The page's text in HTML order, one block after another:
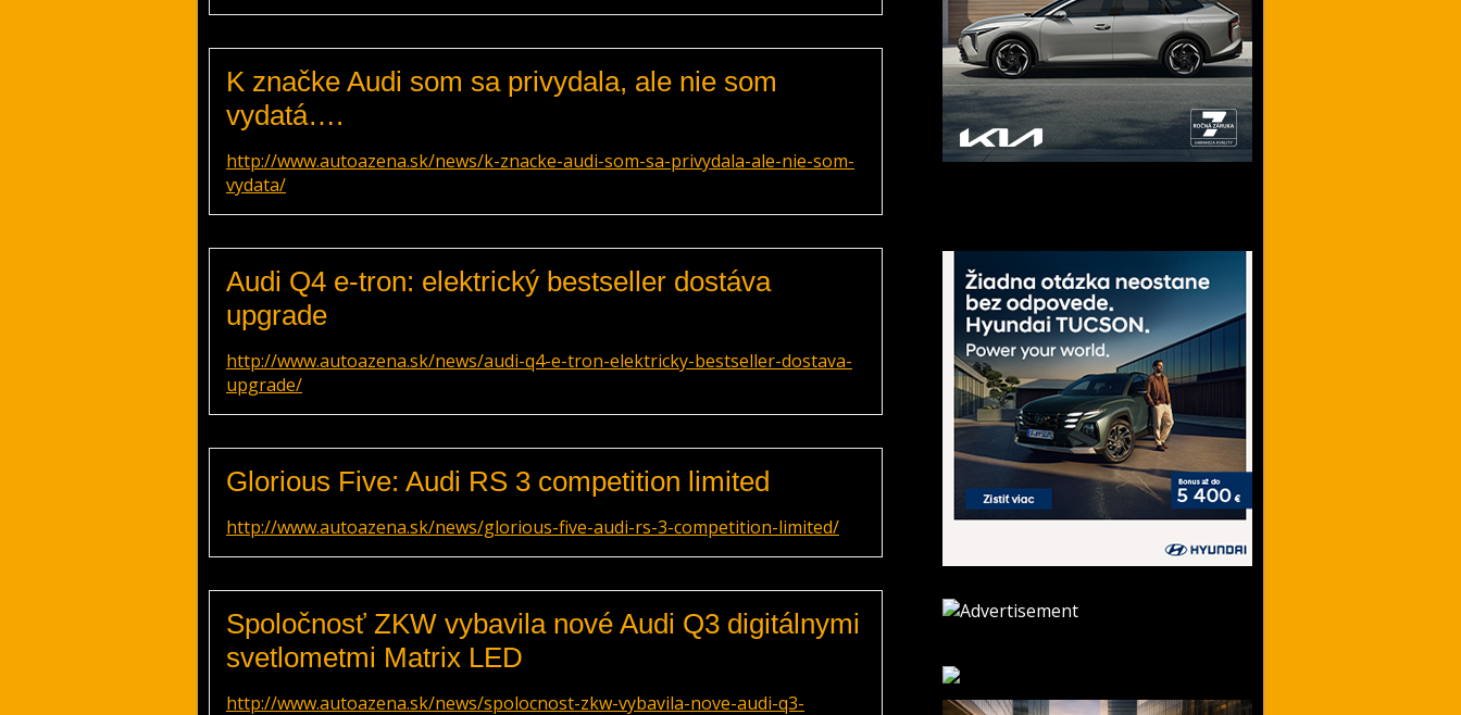
K značke Audi som sa privydala, ale nie som
vydatá….
http://www.autoazena.sk/news/k-znacke-audi-som-sa-privydala-ale-nie-som-
vydata/
Audi Q4 e-tron: elektrický bestseller dostáva
upgrade
http://www.autoazena.sk/news/audi-q4-e-tron-elektricky-bestseller-dostava-
upgrade/
Glorious Five: Audi RS 3 competition limited
http://www.autoazena.sk/news/glorious-five-audi-rs-3-competition-limited/
Spoločnosť ZKW vybavila nové Audi Q3 digitálnymi
svetlometmi Matrix LED
http://www.autoazena.sk/news/spolocnost-zkw-vybavila-nove-audi-q3-